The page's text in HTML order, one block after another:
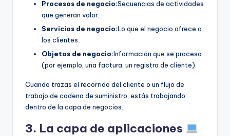
Procesos de negocio:Secuencias de actividades
que generan valor.
Servicios de negocio:Lo que el negocio ofrece a
los clientes.
Objetos de negocio:Información que se procesa
(por ejemplo, una factura, un registro de cliente).
Cuando trazas el recorrido del cliente o un flujo de
trabajo de cadena de suministro, estás trabajando
dentro de la capa de negocios.
3. La capa de aplicaciones